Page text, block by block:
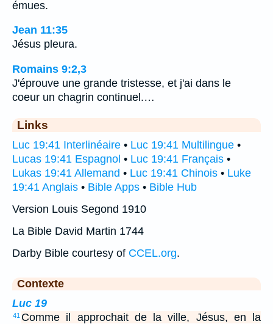
émues.
Jean 11:35
Jésus pleura.
Romains 9:2,3
J'éprouve une grande tristesse, et j'ai dans le
coeur un chagrin continuel.…
Links
Luc 19:41 Interlinéaire • Luc 19:41 Multilingue •
Lucas 19:41 Espagnol • Luc 19:41 Français •
Lukas 19:41 Allemand • Luc 19:41 Chinois • Luke
19:41 Anglais • Bible Apps • Bible Hub
Version Louis Segond 1910
La Bible David Martin 1744
Darby Bible courtesy of CCEL.org.
Contexte
Luc 19
41 Comme il approchait de la ville, Jésus, en la